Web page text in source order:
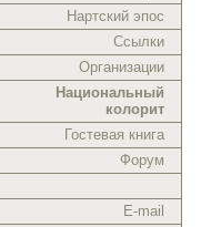
Нартский эпос
Ссылки
Организации
Национальный
колорит
Гостевая книга
Форум
E-mail